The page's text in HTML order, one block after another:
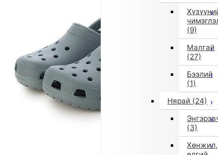
(9)
Малгай
(27)
Бээлий
(1)
Нярай (24)
(3)
Хөнжил,